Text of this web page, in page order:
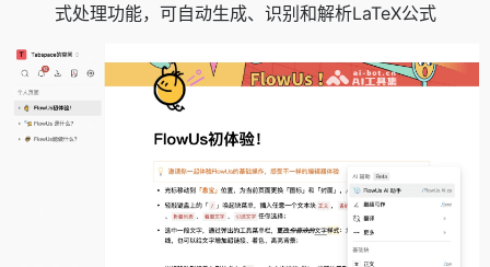
式处理功能，可自动生成、识别和解析LaTeX公式